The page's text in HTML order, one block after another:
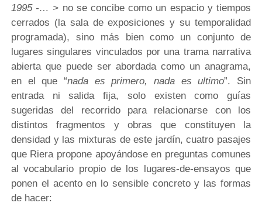
1995 -… > no se concibe como un espacio y tiempos
cerrados (la sala de exposiciones y su temporalidad
programada), sino más bien como un conjunto de
lugares singulares vinculados por una trama narrativa
abierta que puede ser abordada como un anagrama,
en el que “nada es primero, nada es ultimo”. Sin
entrada ni salida fija, solo existen como guías
sugeridas del recorrido para relacionarse con los
distintos fragmentos y obras que constituyen la
densidad y las mixturas de este jardín, cuatro pasajes
que Riera propone apoyándose en preguntas comunes
al vocabulario propio de los lugares-de-ensayos que
ponen el acento en lo sensible concreto y las formas
de hacer: